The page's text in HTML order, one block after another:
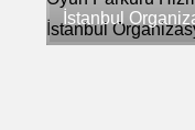
İstanbul